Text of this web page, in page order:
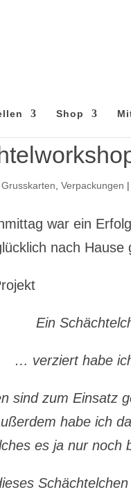
Shop
Grusskarten ,Verpackungen |
war ein
nach
Ein
… verziert habe
sind zum Einsatz
habe ich
es ja nur